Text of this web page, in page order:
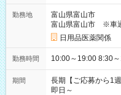
勤務地
富山県富山市
富山県富山市 ※車
日用品医薬関係
勤務時間
期間
長期【ご応募から1
即日～